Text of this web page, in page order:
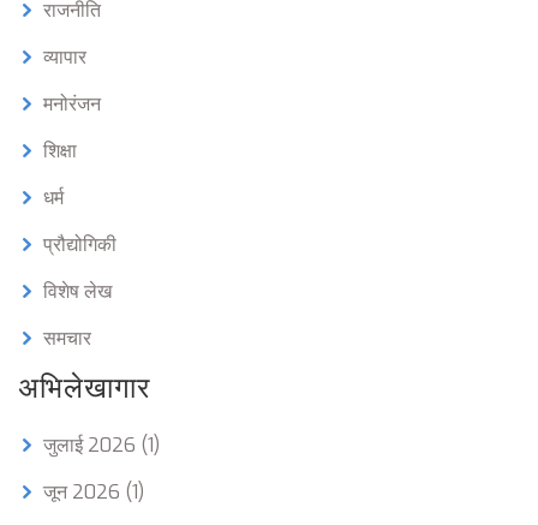
राजनीति
व्यापार
मनोरंजन
शिक्षा
धर्म
प्रौद्योगिकी
विशेष लेख
समचार
अभिलेखागार
जुलाई 2026 (1)
जून 2026 (1)